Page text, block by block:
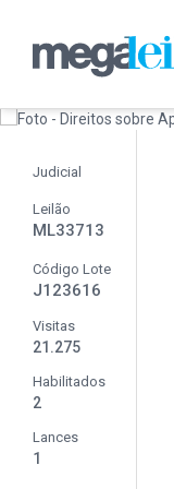
Judicial
Leilão
ML33713
Código Lote
J123616
Visitas
21.275
Habilitados
2
Lances
1